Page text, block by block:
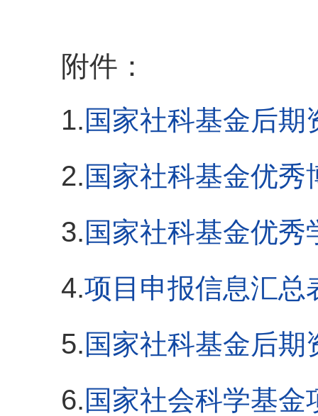
附件：
1.国家社科基金后
2.国家社科基金优
3.国家社科基金优
4.项目申报信息汇总
5.国家社科基金后
6.国家社会科学基